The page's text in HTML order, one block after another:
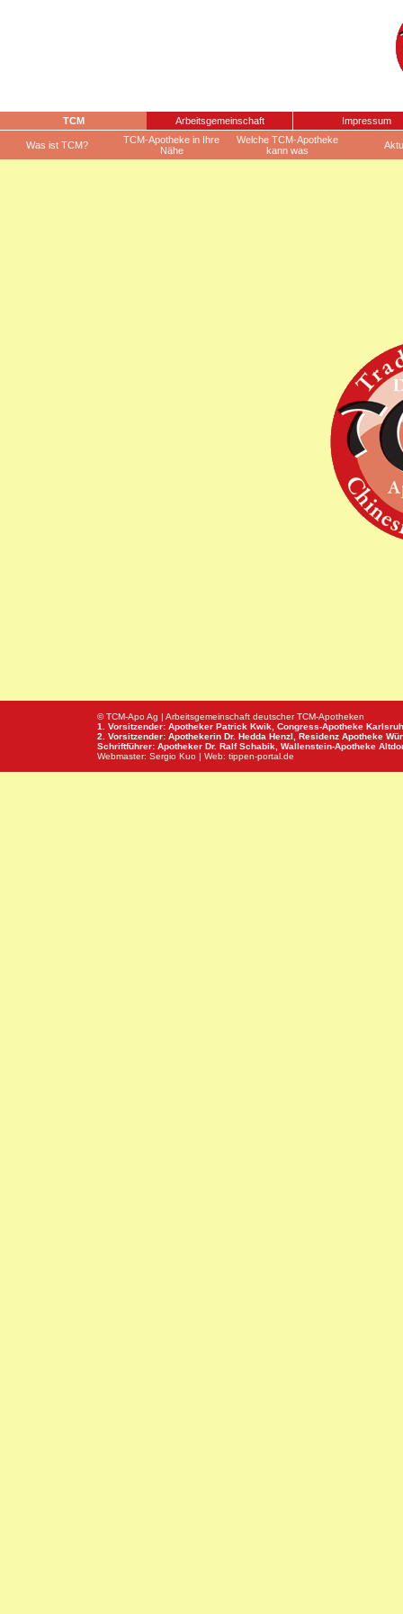
TCM Arbeitsgemeinschaft Impressum
Was ist TCM?
TCM-Apotheke in Ihre
Nähe
Welche TCM-Apotheke
kann was
© TCM-Apo Ag | Arbeitsgemeinschaft deutscher TCM-Apotheken
1. Vorsitzender: Apotheker Patrick Kwik, Congress-Apotheke
2. Vorsitzender: Apothekerin Dr. Hedda Henzl, Residenz Apotheke
Schriftführer: Apotheker Dr. Ralf Schabik, Wallenstein-Apotheke
Webmaster: Sergio Kuo | Web: tippen-portal.de